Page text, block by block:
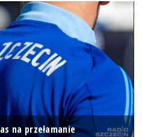
na przełamanie